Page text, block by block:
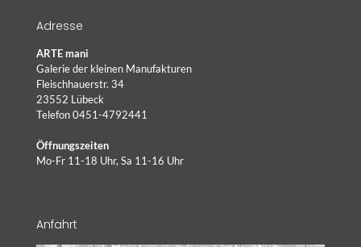
Adresse
ARTE mani
Galerie der kleinen Manufakturen
Fleischhauerstr. 34
23552 Lübeck
Telefon 0451-4792441
Öffnungszeiten
Mo-Fr 11-18 Uhr, Sa 11-16 Uhr
Anfahrt